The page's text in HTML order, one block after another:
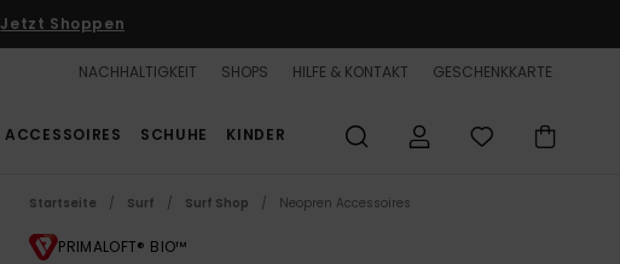
Jetzt Shoppen
NACHHALTIGKEIT SHOPS HILFE & KONTAKT GESCHENKKARTE
ACCESSOIRES SCHUHE KINDER
Startseite Surf Surf Shop Neopren Accessoires
PRIMALOFT® BIO™